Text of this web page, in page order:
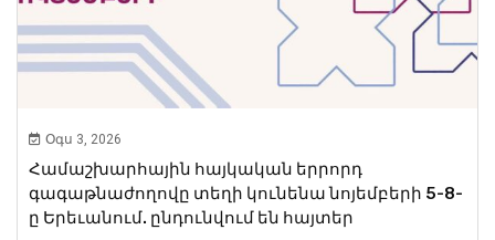
Օգս 3, 2026
Համաշխարհային հայկական երրորդ
գագաթնաժողովը տեղի կունենա նոյեմբերի 5-8-
ը Երեւանում. ընդունվում են հայտեր